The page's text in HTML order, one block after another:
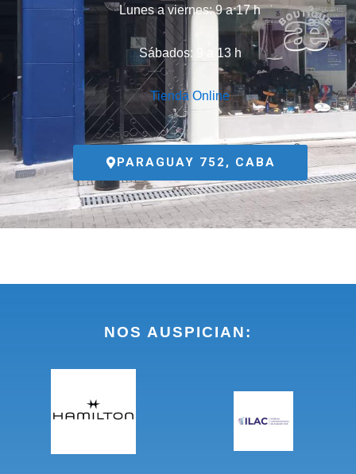
Lunes a viernes: 9 a 17 h
Sábados: 9 a 13 h
Tienda Online
PARAGUAY 752, CABA
NOS AUSPICIAN: